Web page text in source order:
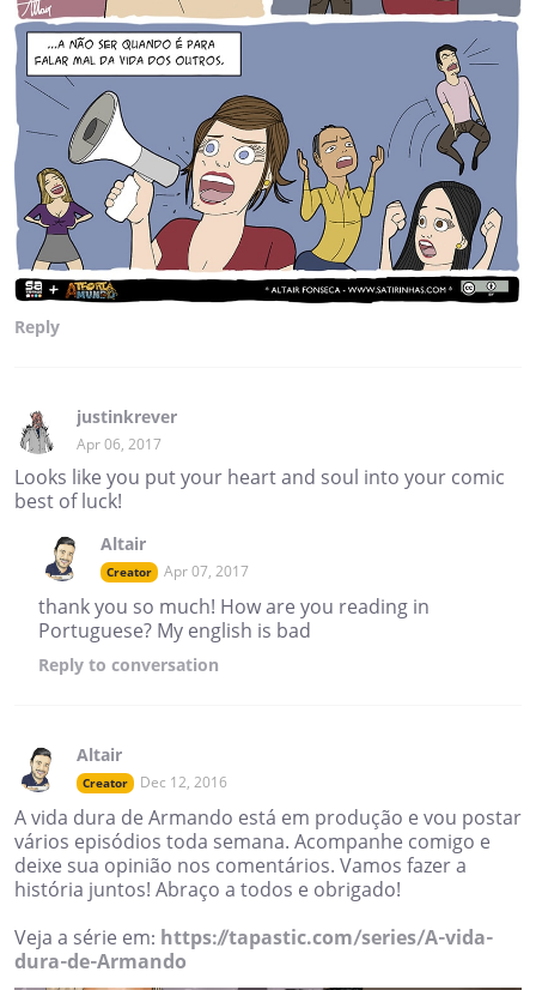
Reply
justinkrever
Apr 06, 2017
Looks like you put your heart and soul into your comic
best of luck!
Altair
Creator Apr 07, 2017
thank you so much! How are you reading in
Portuguese? My english is bad
Reply to conversation
Altair
Creator Dec 12, 2016
A vida dura de Armando está em produção e vou postar
vários episódios toda semana. Acompanhe comigo e
deixe sua opinião nos comentários. Vamos fazer a
história juntos! Abraço a todos e obrigado!
Veja a série em: https://tapastic.com/series/A-vida-
dura-de-Armando